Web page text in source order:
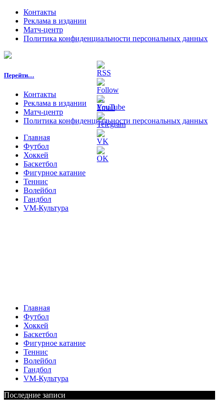
Контакты
Реклама в издании
Матч-центр
Политика конфиденциальности персональных данных
Перейти…
Контакты
Реклама в издании
Матч-центр
Политика конфиденциальности персональных данных
Главная
Футбол
Хоккей
Баскетбол
Фигурное катание
Теннис
Волейбол
Гандбол
VM-Культура
Главная
Футбол
Хоккей
Баскетбол
Фигурное катание
Теннис
Волейбол
Гандбол
VM-Культура
Последние записи